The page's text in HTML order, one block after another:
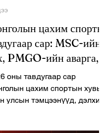
цахим спортын
сар: MSC-ийн
PMGO-ийн аварга,
1 тэмцээнүүдийн
оны тавдугаар сар
цахим спортын хувьд
улсын тэмцээнүүд, дэлхийн